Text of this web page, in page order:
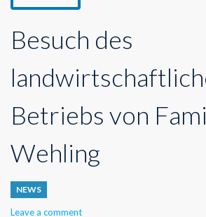
Besuch des
Betriebs von
Wehling
NEWS
Leave a comment